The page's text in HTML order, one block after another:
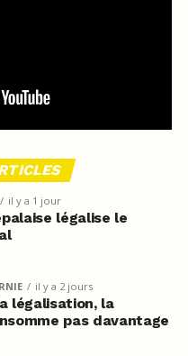
il y a 1 jour
légalise le
il y a 2 jours
légalisation, la
pas davantage